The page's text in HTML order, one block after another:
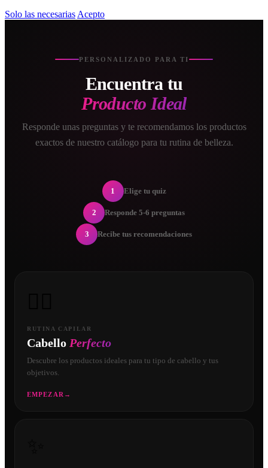
Solo las necesarias Acepto
PERSONALIZADO PARA TI
Encuentra tu
Producto Ideal
Responde unas preguntas y te recomendamos los productos
exactos de nuestro catálogo para tu rutina de belleza.
1 Elige tu quiz
2 Responde 5-6 preguntas
3 Recibe tus recomendaciones
RUTINA CAPILAR
Cabello Perfecto
Descubre los productos ideales para tu tipo de cabello y tus
objetivos.
EMPEZAR →